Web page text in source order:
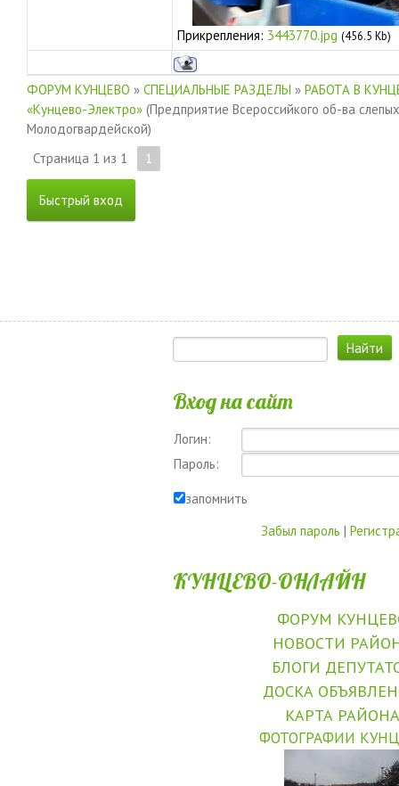
Прикрепления: 3443770.jpg (456.5 Kb)
ФОРУМ КУНЦЕВО » СПЕЦИАЛЬНЫЕ РАЗДЕЛЫ » РАБОТА В
«Кунцево-Электро» (Предприятие Всероссийкого об-ва
Молодогвардейской)
Страница 1 из 1 1
Вход на сайт
Логин:
Пароль:
запомнить
Забыл пароль |
КУНЦЕВО-ОНЛАЙН
ФОРУМ
НОВОСТИ
БЛОГИ
ДОСКА
КАРТА РАЙОНА
ФОТОГРАФИИ